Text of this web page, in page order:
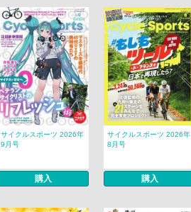
サイクルスポーツ 2026年
9月号
購入
サイクルスポーツ 2026年
8月号
購入